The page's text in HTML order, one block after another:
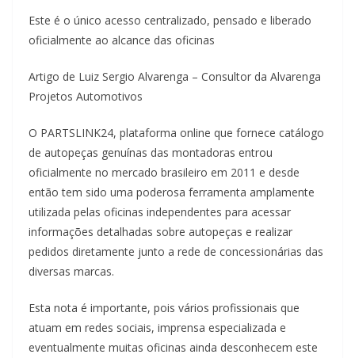
Este é o único acesso centralizado, pensado e liberado
oficialmente ao alcance das oficinas
Artigo de Luiz Sergio Alvarenga – Consultor da Alvarenga
Projetos Automotivos
O PARTSLINK24, plataforma online que fornece catálogo
de autopeças genuínas das montadoras entrou
oficialmente no mercado brasileiro em 2011 e desde
então tem sido uma poderosa ferramenta amplamente
utilizada pelas oficinas independentes para acessar
informações detalhadas sobre autopeças e realizar
pedidos diretamente junto a rede de concessionárias das
diversas marcas.
Esta nota é importante, pois vários profissionais que
atuam em redes sociais, imprensa especializada e
eventualmente muitas oficinas ainda desconhecem este